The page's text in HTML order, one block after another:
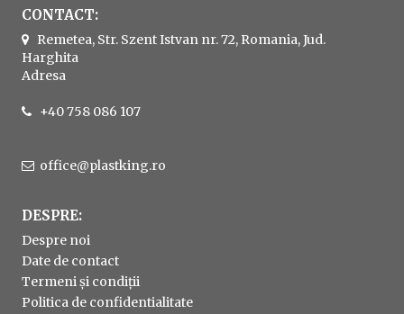
CONTACT:
Remetea, Str. Szent Istvan nr. 72, Romania, Jud.
Harghita
Adresa
+40 758 086 107
office@plastking.ro
DESPRE:
Despre noi
Date de contact
Termeni și condiții
Politica de confidentialitate